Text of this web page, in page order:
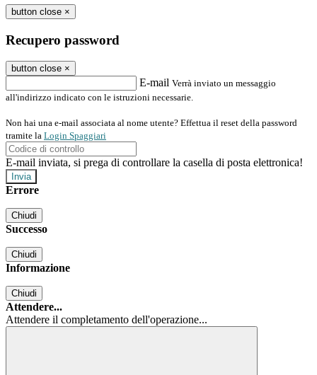
button close ×
Recupero password
button close ×
E-mail Verrà inviato un messaggio
all'indirizzo indicato con le istruzioni necessarie.
Non hai una e-mail associata al nome utente? Effettua il reset della password
tramite la Login Spaggiari
E-mail inviata, si prega di controllare la casella di posta elettronica!
Errore
Chiudi
Successo
Chiudi
Informazione
Chiudi
Attendere...
Attendere il completamento dell'operazione...